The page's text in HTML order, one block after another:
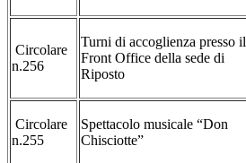
Circolare
n.256
Turni di accoglienza presso il
Front Office della sede di
Riposto
Circolare
n.255
Spettacolo musicale “Don
Chisciotte”